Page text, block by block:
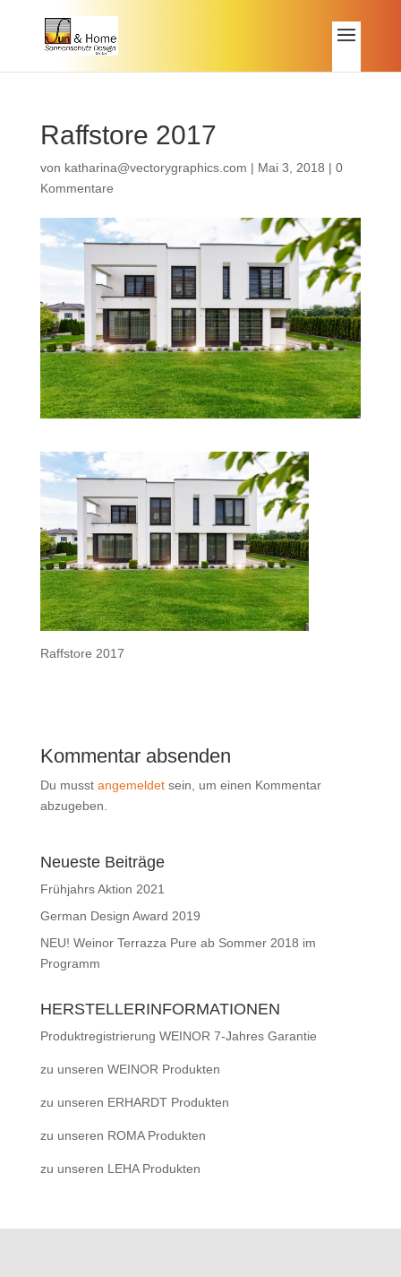
Raffstore 2017
von katharina@vectorygraphics.com | Mai 3, 2018 | 0
Kommentare
Raffstore 2017
Kommentar absenden
Du musst angemeldetsein, um einen Kommentar
abzugeben.
Neueste Beiträge
Frühjahrs Aktion 2021
German Design Award 2019
NEU! Weinor Terrazza Pure ab Sommer 2018 im
Programm
HERSTELLERINFORMATIONEN
Produktregistrierung WEINOR 7-Jahres Garantie
zu unseren WEINOR Produkten
zu unseren ERHARDT Produkten
zu unseren ROMA Produkten
zu unseren LEHA Produkten